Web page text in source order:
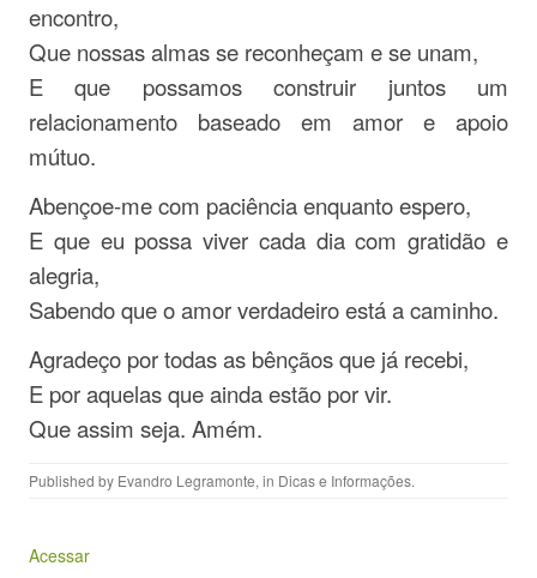
encontro,
Que nossas almas se reconheçam e se unam,
E que possamos construir juntos um
relacionamento baseado em amor e apoio
mútuo.
Abençoe-me com paciência enquanto espero,
E que eu possa viver cada dia com gratidão e
alegria,
Sabendo que o amor verdadeiro está a caminho.
Agradeço por todas as bênçãos que já recebi,
E por aquelas que ainda estão por vir.
Que assim seja. Amém.
Published by Evandro Legramonte, in Dicas e Informações.
Acessar